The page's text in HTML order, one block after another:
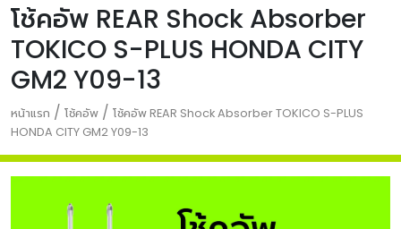
โช้คอัพ REAR Shock Absorber
TOKICO S-PLUS HONDA CITY
GM2 Y09-13
หน้าแรก / โช้คอัพ / โช้คอัพ REAR Shock Absorber TOKICO S-PLUS
HONDA CITY GM2 Y09-13